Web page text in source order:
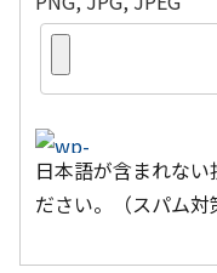
日本語が含まれな
ださい。（スパム対